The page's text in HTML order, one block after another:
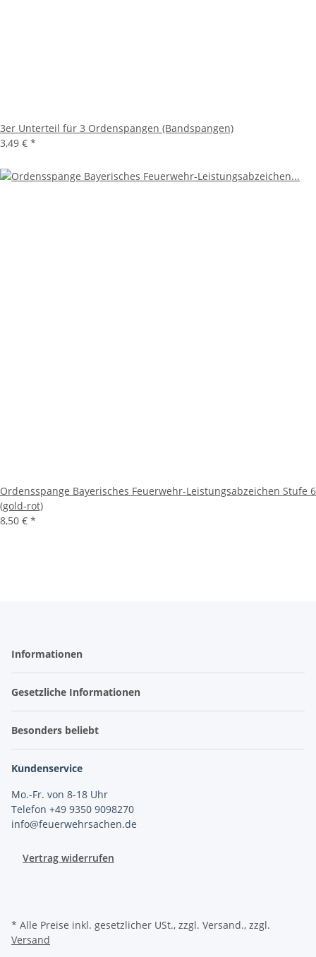
3er Unterteil für 3 Ordenspangen (Bandspangen)
3,49 € *
Ordensspange Bayerisches Feuerwehr-Leistungsabzeichen Stufe 6
(gold-rot)
8,50 € *
Informationen
Gesetzliche Informationen
Besonders beliebt
Kundenservice
Mo.-Fr. von 8-18 Uhr
Telefon +49 9350 9098270
info@feuerwehrsachen.de
Vertrag widerrufen
* Alle Preise inkl. gesetzlicher USt., zzgl. Versand., zzgl.
Versand